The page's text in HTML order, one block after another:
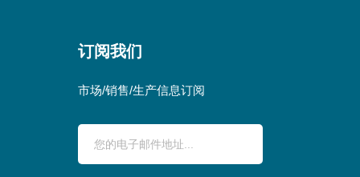
订阅我们
市场/销售/生产信息订阅